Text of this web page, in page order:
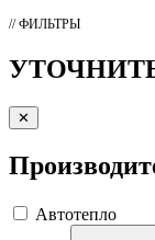
// ФИЛЬТРЫ
✕
Автотепло